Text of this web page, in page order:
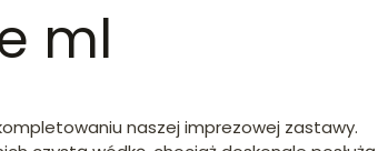
ml
naszej imprezowej zastawy.